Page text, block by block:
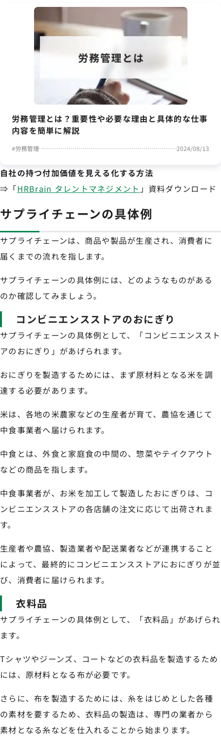
労務管理とは？重要性や必要な理由と具体的な仕事
内容を簡単に解説
#労務管理 2024/08/13
自社の持つ付加価値を見える化する方法
⇒「HRBrain タレントマネジメント 」資料ダウンロード
サプライチェーンの具体例
サプライチェーンは、商品や製品が生産され、消費者に
届くまでの流れを指します。
サプライチェーンの具体例には、どのようなものがある
のか確認してみましょう。
コンビニエンスストアのおにぎり
サプライチェーンの具体例として、「コンビニエンススト
アのおにぎり」があげられます。
おにぎりを製造するためには、まず原材料となる米を調
達する必要があります。
米は、各地の米農家などの生産者が育て、農協を通じて
中食事業者へ届けられます。
中食とは、外食と家庭食の中間の、惣菜やテイクアウト
などの商品を指します。
中食事業者が、お米を加工して製造したおにぎりは、コ
ンビニエンスストアの各店舗の注文に応じて出荷されま
す。
生産者や農協、製造業者や配送業者などが連携すること
によって、最終的にコンビニエンスストアにおにぎりが並
び、消費者に届けられます。
衣料品
サプライチェーンの具体例として、「衣料品」があげられ
ます。
Tシャツやジーンズ、コートなどの衣料品を製造するため
には、原材料となる布が必要です。
さらに、布を製造するためには、糸をはじめとした各種
の素材を要するため、衣料品の製造は、専門の業者から
素材となる糸などを仕入れることから始まります。